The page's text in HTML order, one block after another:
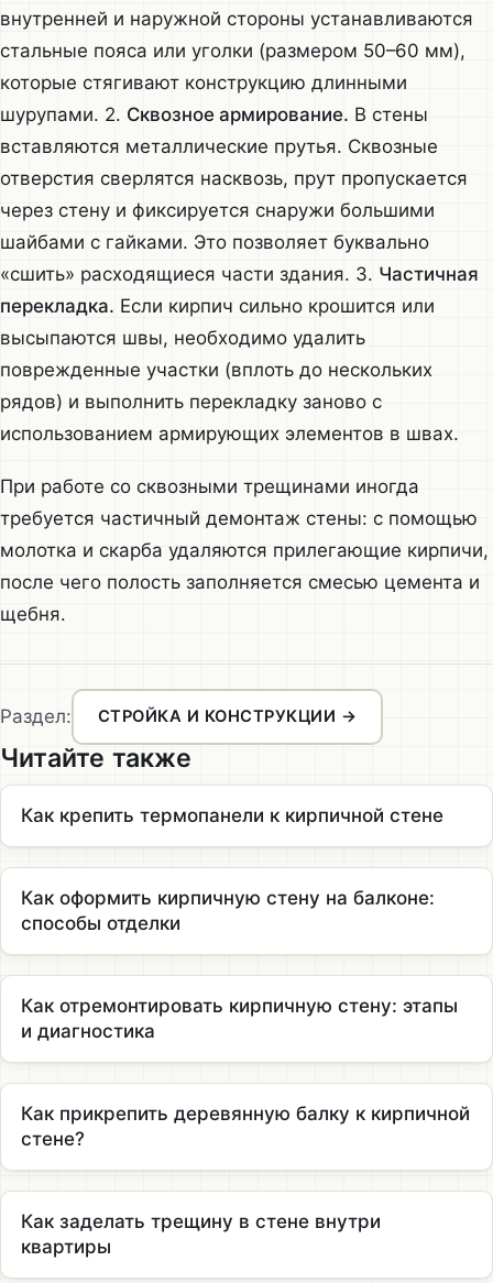
внутренней и наружной стороны устанавливаются
стальные пояса или уголки (размером 50–60 мм),
которые стягивают конструкцию длинными
шурупами. 2. Сквозное армирование. В стены
вставляются металлические прутья. Сквозные
отверстия сверлятся насквозь, прут пропускается
через стену и фиксируется снаружи большими
шайбами с гайками. Это позволяет буквально
«сшить» расходящиеся части здания. 3. Частичная
перекладка. Если кирпич сильно крошится или
высыпаются швы, необходимо удалить
поврежденные участки (вплоть до нескольких
рядов) и выполнить перекладку заново с
использованием армирующих элементов в швах.
При работе со сквозными трещинами иногда
требуется частичный демонтаж стены: с помощью
молотка и скарба удаляются прилегающие кирпичи,
после чего полость заполняется смесью цемента и
щебня.
Раздел: СТРОЙКА И КОНСТРУКЦИИ →
Читайте также
Как крепить термопанели к кирпичной стене
Как оформить кирпичную стену на балконе:
способы отделки
Как отремонтировать кирпичную стену: этапы
и диагностика
Как прикрепить деревянную балку к кирпичной
стене?
Как заделать трещину в стене внутри
квартиры